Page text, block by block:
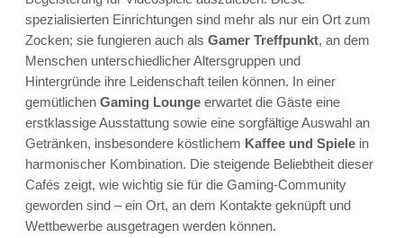
spezialisierten Einrichtungen sind mehr als nur ein Ort zum
Zocken; sie fungieren auch als Gamer Treffpunkt, an dem
Menschen unterschiedlicher Altersgruppen und
Hintergründe ihre Leidenschaft teilen können. In einer
gemütlichen Gaming Lounge erwartet die Gäste eine
erstklassige Ausstattung sowie eine sorgfältige Auswahl an
Getränken, insbesondere köstlichem Kaffee und Spiele in
harmonischer Kombination. Die steigende Beliebtheit dieser
Cafés zeigt, wie wichtig sie für die Gaming-Community
geworden sind – ein Ort, an dem Kontakte geknüpft und
Wettbewerbe ausgetragen werden können.